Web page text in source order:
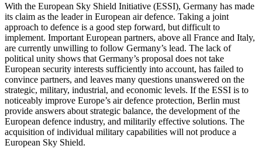
With the European Sky Shield Initiative (ESSI), Germany has made
its claim as the leader in European air defence. Taking a joint
approach to defence is a good step for­ward, but difficult to
implement. Important European partners, above all France and Italy,
are currently unwilling to follow Germany’s lead. The lack of
political unity shows that Germany’s proposal does not take
European security interests sufficiently into account, has failed to
convince partners, and leaves many questions unanswered on the
strategic, military, industrial, and economic levels. If the ESSI is to
noticeably improve Europe’s air defence protection, Berlin must
provide answers about strategic balance, the development of the
European defence industry, and militarily effective solutions. The
acquisition of individual military capabilities will not produce a
Euro­pean Sky Shield.